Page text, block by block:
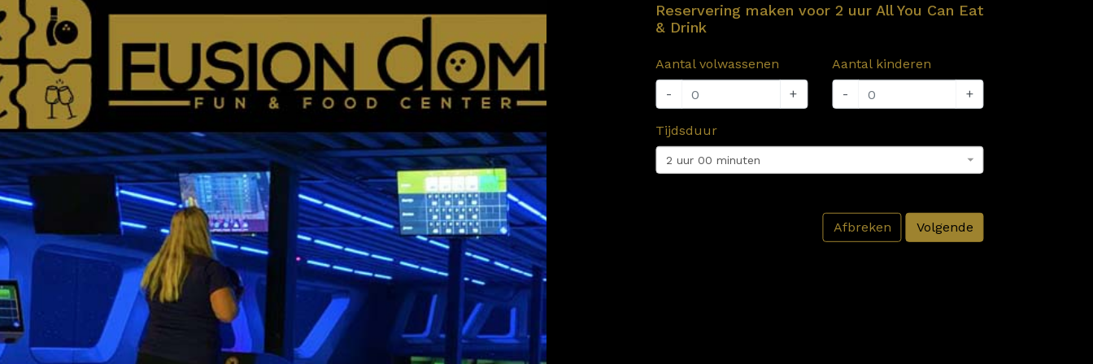
Reservering maken voor 2 uur All You Can Eat
& Drink
Aantal volwassenen
-
+
Aantal kinderen
-
+
Tijdsduur
2 uur 00 minuten
Afbreken Volgende